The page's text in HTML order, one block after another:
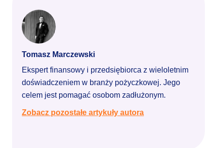
Tomasz Marczewski
Ekspert finansowy i przedsiębiorca z wieloletnim
doświadczeniem w branży pożyczkowej. Jego
celem jest pomagać osobom zadłużonym.
Zobacz pozostałe artykuły autora